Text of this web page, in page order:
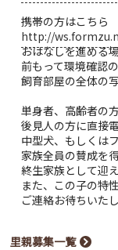
携帯の方はこちら
http://
おはなしを進める
前もって環境確認
飼育部屋の全体の
単身者、高齢者の
後見人の方に直接
中型犬、もしくは
家族全員の賛成を
終生家族として迎
また、この子の特
ご連絡お待ちいたし
里親募集一覧